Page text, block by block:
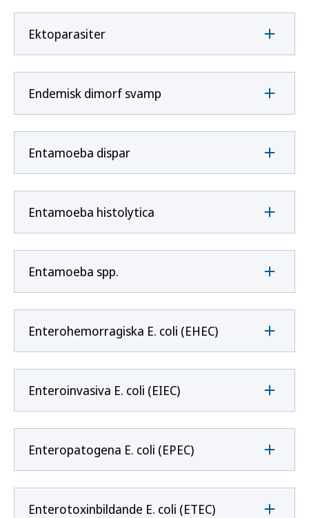
Ektoparasiter
Endemisk dimorf svamp
Entamoeba dispar
Entamoeba histolytica
Entamoeba spp.
Enterohemorragiska E. coli (EHEC)
Enteroinvasiva E. coli (EIEC)
Enteropatogena E. coli (EPEC)
Enterotoxinbildande E. coli (ETEC)